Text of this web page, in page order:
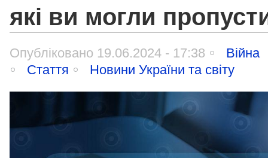
які ви могли
Опубліковано 19.06.2024 - 17:38
Війна
Стаття
Новини України та світу